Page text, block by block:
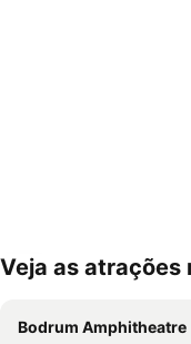
Ampliar mapa
Veja as atrações
Bodrum Amphitheatre